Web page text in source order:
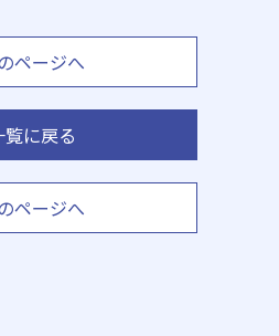
ページへ
覧に戻る
ページへ